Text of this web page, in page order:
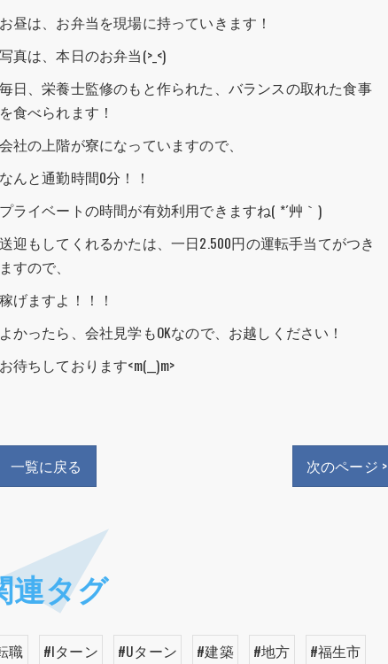
お昼は、お弁当を現場に持っていきます！
写真は、本日のお弁当(>_<)
毎日、栄養士監修のもと作られた、バランスの取れた食事
を食べられます！
会社の上階が寮になっていますので、
なんと通勤時間0分！！
プライベートの時間が有効利用できますね( *´艸｀)
送迎もしてくれるかたは、一日2.500円の運転手当てがつき
ますので、
稼げますよ！！！
よかったら、会社見学もOKなので、お越しください！
お待ちしております<m(__)m>
一覧に戻る 次のページ >
連タグ
職 #Iターン #Uターン #建築 #地方
#福生市